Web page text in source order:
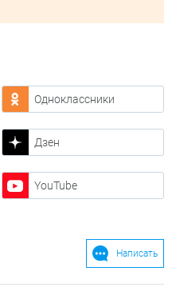
Одноклассники
Дзен
YouTube
Написать